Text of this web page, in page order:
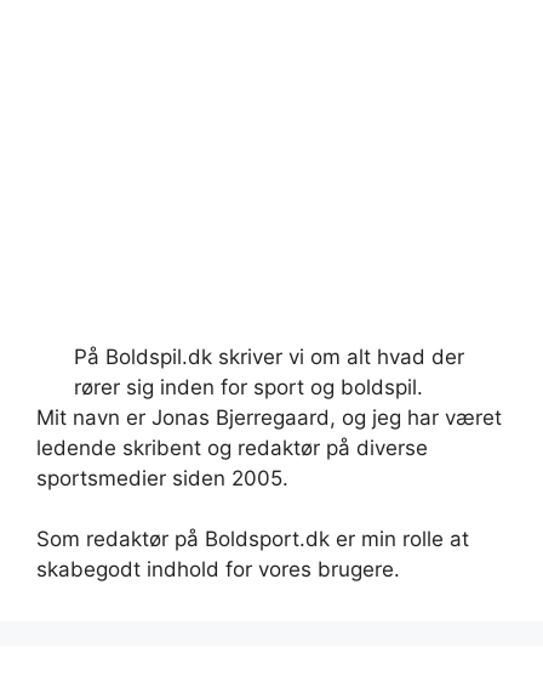
På Boldspil.dk skriver vi om alt hvad der
rører sig inden for sport og boldspil.
Mit navn er Jonas Bjerregaard, og jeg har været
ledende skribent og redaktør på diverse
sportsmedier siden 2005.
Som redaktør på Boldsport.dk er min rolle at
skabegodt indhold for vores brugere.